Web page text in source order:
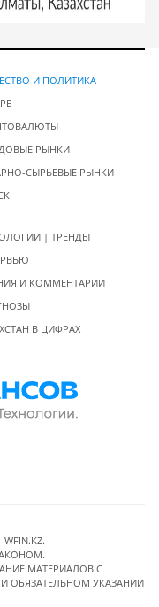
И ПОЛИТИКА
РЫНКИ
СЫРЬЕВЫЕ РЫНКИ
| ТРЕНДЫ
И КОММЕНТАРИИ
В ЦИФРАХ
МАТЕРИАЛОВ C
ОБЯЗАТЕЛЬНОМ УКАЗАНИИ